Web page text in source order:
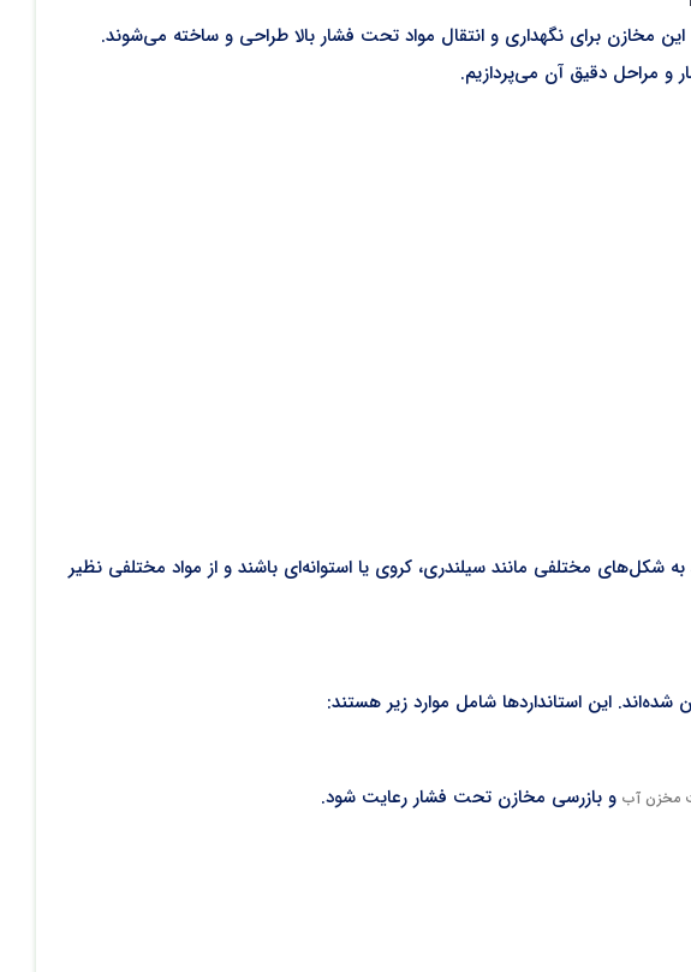
مخازن برای نگهداری و انتقال مواد تحت فشار بالا طراحی و ساخته می‌شوند.
و مراحل دقیق آن می‌پردازیم.
شکل‌های مختلفی مانند سیلندری، کروی یا استوانه‌ای باشند و از مواد مختلفی نظیر
این استانداردها شامل موارد زیر هستند:
مخزن آب و بازرسی مخازن تحت فشار رعایت شود.